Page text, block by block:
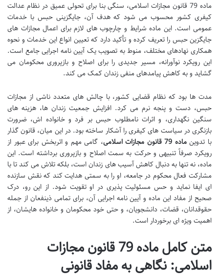
ماده 79 قانون مجازات اسلامی، سنگی بنا برای تحولی عمیق در نظام عدالت
کیفری کشور محسوب می شود که هدف آن، جایگزینی حبس با خدمات
عمومی است. این ماده شرایط و چارچوب های لازم برای اعمال مجازات های
جایگزین حبس را تعریف کرده و تأکید دارد که تعیین انواع این خدمات و نحوه
همکاری نهادهای مختلف، منوط به تصویب یک آیین نامه اجرایی جامع است.
این رویکرد نوآورانه، مسیر جدیدی را برای اصلاح و بازپروری محکومان می
گشاید و به کاهش پیامدهای منفی زندان کمک می کند.
مدت ها بود که نظام قضایی کشور، با چالش های متعدد ناشی از مجازات
حبس، دست و پنجه نرم می کرد. افزایش جمعیت زندان ها، هزینه های
سنگین نگهداری، و اثرات نامطلوب حبس بر فرد و خانواده اش، ضرورت
بازنگری در سیاست های کیفری را آشکار ساخته بود. در این میان، قانون گذار
با تدوینماده 79 قانون مجازات اسلامی
، گامی مهم و اثربخش برای عبور از
رویکرد صرفاً تنبیهی و حرکت به سمت اصلاح و بازپروری برداشته است. این
ماده، نه تنها به دنبال کاهش آسیب های زندان است، بلکه تلاش می کند تا با
مشارکت فعال محکوم در جامعه، او را به سمتی هدایت کند که نقش سازنده
ای ایفا نماید و حس مسئولیت پذیری در او تقویت شود. از این رو، درک
صحیح از مفاد این ماده و آیین نامه اجرایی آن، برای تمامی ذینفعان از جمله
حقوقدانان، قضات، دانشجویان، و حتی خود محکومان و خانواده هایشان، از
اهمیت ویژه ای برخوردار است.
متن کامل ماده 79 قانون مجازات
اسلامی: نگاهی به مفاد قانونی